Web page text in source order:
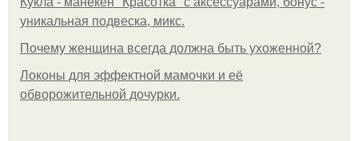
уникальная подвеска, микс.
Почему женщина всегда должна быть ухоженной?
Локоны для эффектной мамочки и её
обворожительной дочурки.